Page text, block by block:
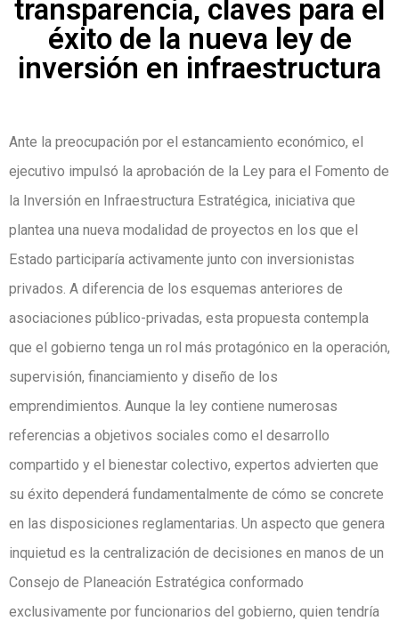
transparencia, claves para el
éxito de la nueva ley de
inversión en infraestructura
Ante la preocupación por el estancamiento económico, el
ejecutivo impulsó la aprobación de la Ley para el Fomento de
la Inversión en Infraestructura Estratégica, iniciativa que
plantea una nueva modalidad de proyectos en los que el
Estado participaría activamente junto con inversionistas
privados. A diferencia de los esquemas anteriores de
asociaciones público-privadas, esta propuesta contempla
que el gobierno tenga un rol más protagónico en la operación,
supervisión, financiamiento y diseño de los
emprendimientos. Aunque la ley contiene numerosas
referencias a objetivos sociales como el desarrollo
compartido y el bienestar colectivo, expertos advierten que
su éxito dependerá fundamentalmente de cómo se concrete
en las disposiciones reglamentarias. Un aspecto que genera
inquietud es la centralización de decisiones en manos de un
Consejo de Planeación Estratégica conformado
exclusivamente por funcionarios del gobierno, quien tendría